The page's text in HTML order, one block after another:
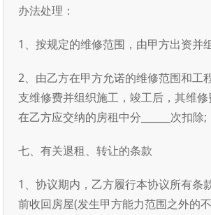
办法处理：
1、按规定的维修范围，由甲方出资并
2、由乙方在甲方允诺的维修范围和工
支维修费并组织施工，竣工后，其维
在乙方应交纳的房租中分______次扣除;
七、有关退租、转让的条款
1、协议期内，乙方履行本协议所有条
前收回房屋(发生甲方能力范围之外的